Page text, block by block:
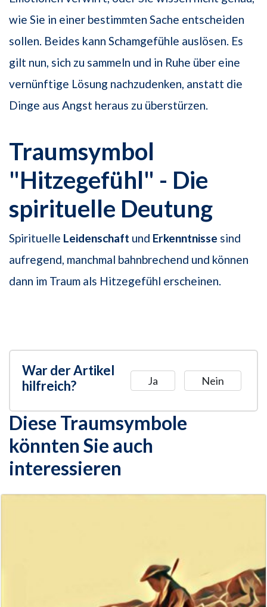
wie Sie in einer bestimmten Sache entscheiden
sollen. Beides kann Schamgefühle auslösen. Es
gilt nun, sich zu sammeln und in Ruhe über eine
vernünftige Lösung nachzudenken, anstatt die
Dinge aus Angst heraus zu überstürzen.
Traumsymbol
"Hitzegefühl" - Die
spirituelle Deutung
Spirituelle Leidenschaft und Erkenntnisse sind
aufregend, manchmal bahnbrechend und können
dann im Traum als Hitzegefühl erscheinen.
War der Artikel
hilfreich?
Ja Nein
Diese Traumsymbole
könnten Sie auch
interessieren